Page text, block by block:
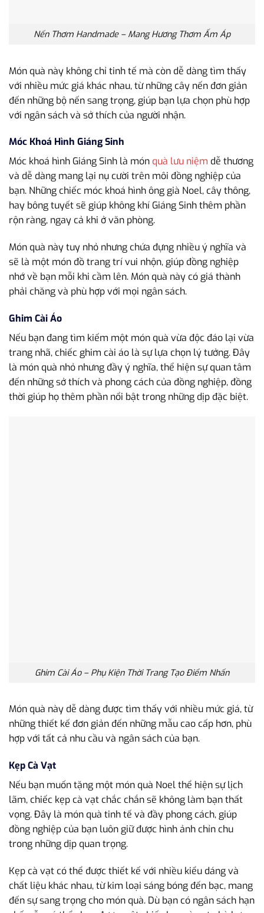
Nến Thơm Handmade – Mang Hương Thơm Ấm Áp
Món quà này không chỉ tinh tế mà còn dễ dàng tìm thấy
với nhiều mức giá khác nhau, từ những cây nến đơn giản
đến những bộ nến sang trọng, giúp bạn lựa chọn phù hợp
với ngân sách và sở thích của người nhận.
Móc Khoá Hình Giáng Sinh
Móc khoá hình Giáng Sinh là món quà lưu niệm dễ thương
và dễ dàng mang lại nụ cười trên môi đồng nghiệp của
bạn. Những chiếc móc khoá hình ông già Noel, cây thông,
hay bông tuyết sẽ giúp không khí Giáng Sinh thêm phần
rộn ràng, ngay cả khi ở văn phòng.
Món quà này tuy nhỏ nhưng chứa đựng nhiều ý nghĩa và
sẽ là một món đồ trang trí vui nhộn, giúp đồng nghiệp
nhớ về bạn mỗi khi cầm lên. Món quà này có giá thành
phải chăng và phù hợp với mọi ngân sách.
Ghim Cài Áo
Nếu bạn đang tìm kiếm một món quà vừa độc đáo lại vừa
trang nhã, chiếc ghim cài áo là sự lựa chọn lý tưởng. Đây
là món quà nhỏ nhưng đầy ý nghĩa, thể hiện sự quan tâm
đến những sở thích và phong cách của đồng nghiệp, đồng
thời giúp họ thêm phần nổi bật trong những dịp đặc biệt.
Ghim Cài Áo – Phụ Kiện Thời Trang Tạo Điểm Nhấn
Món quà này dễ dàng được tìm thấy với nhiều mức giá, từ
những thiết kế đơn giản đến những mẫu cao cấp hơn, phù
hợp với tất cả nhu cầu và ngân sách của bạn.
Kẹp Cà Vạt
Nếu bạn muốn tặng một món quà Noel thể hiện sự lịch
lãm, chiếc kẹp cà vạt chắc chắn sẽ không làm bạn thất
vọng. Đây là món quà tinh tế và đầy phong cách, giúp
đồng nghiệp của bạn luôn giữ được hình ảnh chỉn chu
trong những dịp quan trọng.
Kẹp cà vạt có thể được thiết kế với nhiều kiểu dáng và
chất liệu khác nhau, từ kim loại sáng bóng đến bạc, mang
đến sự sang trọng cho món quà. Dù bạn có ngân sách hạn